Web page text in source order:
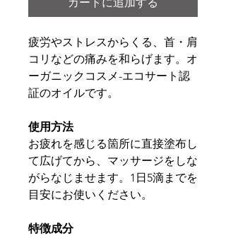
疲労やストレスからくる、首・肩
コリなどの痛みを和らげます。オ
ーガニックコスメ-エコサート認
証のオイルです。
使用方法
お疲れを感じる箇所に直接塗布し
て広げてから、マッサージをしな
がらなじませます。1日5滴までを
目安にお使いください。
特徴成分